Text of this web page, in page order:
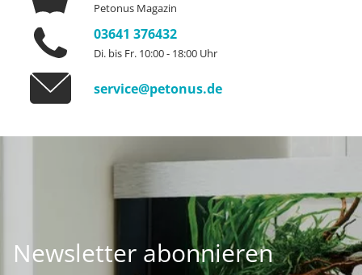
Petonus Magazin
03641 376432
Di. bis Fr. 10:00 - 18:00 Uhr
service@petonus.de
Newsletter abonnieren